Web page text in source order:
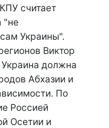
считает
"не
Украины".
Виктор
Украина должна
Абхазии и
По
Россией
Осетии и